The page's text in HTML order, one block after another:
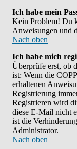
Ich habe mein
Kein Problem! Du
Anweisungen und
Nach oben
Ich habe mich
Überprüfe erst, ob
ist: Wenn die
erhaltenen
Registrierung
Registrieren wird
diese E-Mail nicht
ist die
Administrator.
Nach oben